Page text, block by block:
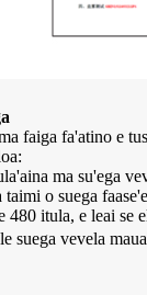
faiga fa'atino e
ma su'ega
o suega
480 itula, e leai se
suega vevela